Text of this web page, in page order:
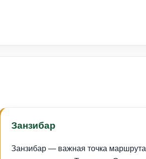
Занзибар
Занзибар — важная точка маршрута